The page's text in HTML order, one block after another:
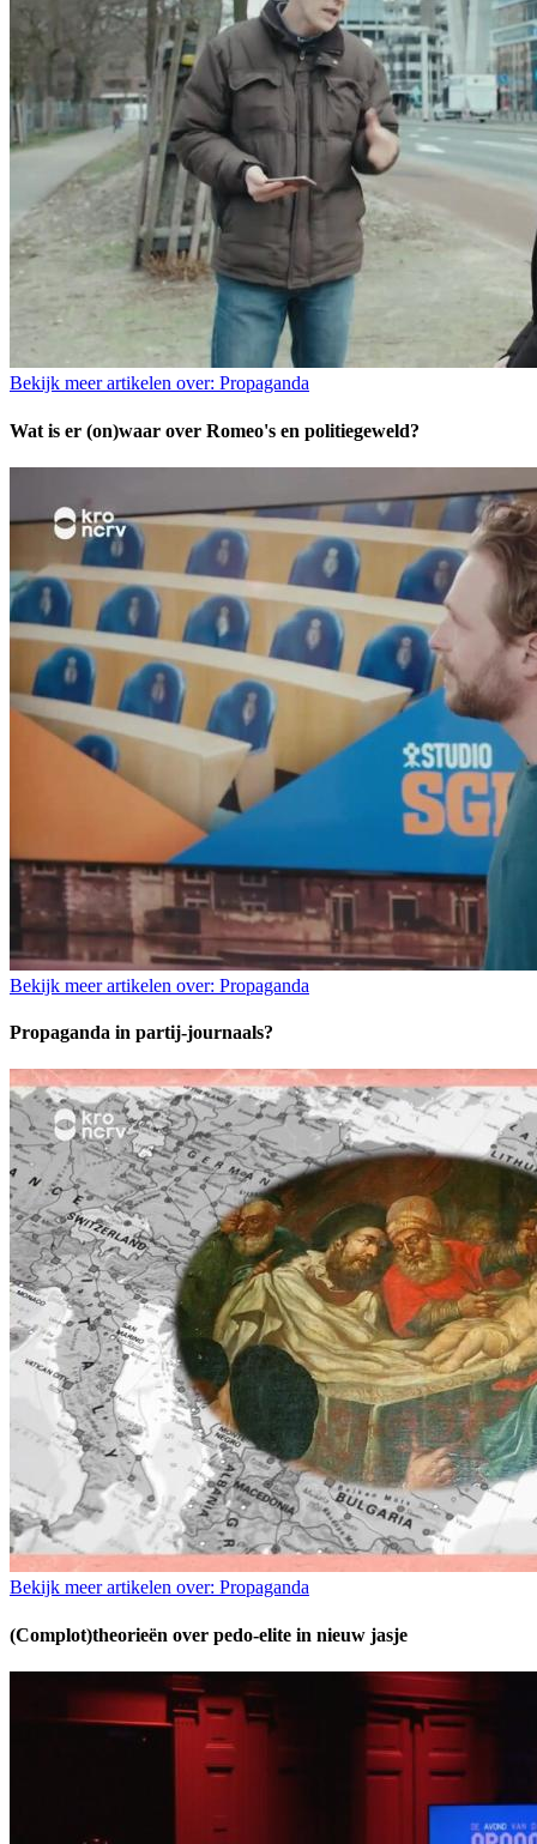
Bekijk meer artikelen over: Propaganda
Wat is er (on)waar over Romeo's en politiegeweld?
Bekijk meer artikelen over: Propaganda
Propaganda in partij-journaals?
Bekijk meer artikelen over: Propaganda
(Complot)theorieën over pedo-elite in nieuw jasje